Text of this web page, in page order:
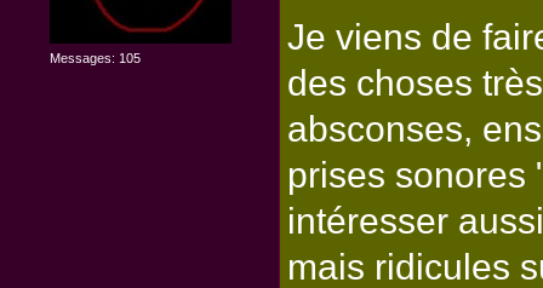
Messages: 105
Je viens de
des choses
absconses,
prises sonores
intéresser
mais ridicules